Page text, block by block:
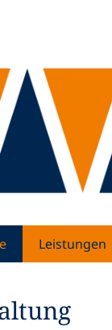
Leistungen